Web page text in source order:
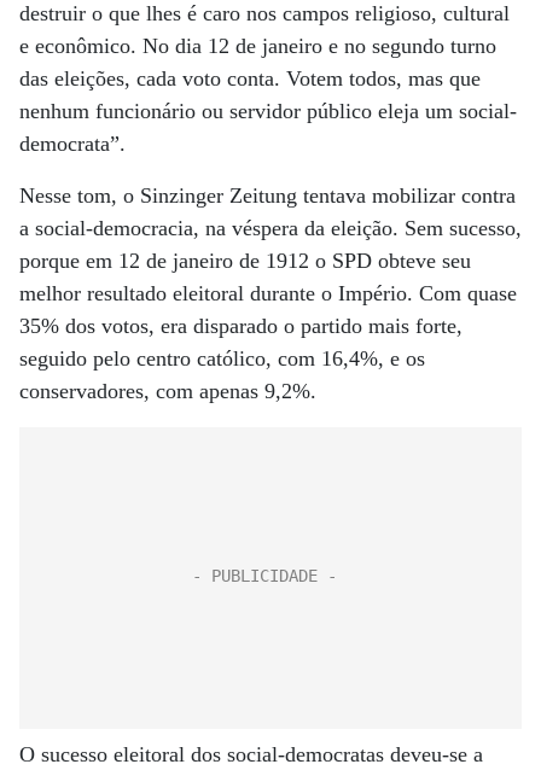
destruir o que lhes é caro nos campos religioso, cultural
e econômico. No dia 12 de janeiro e no segundo turno
das eleições, cada voto conta. Votem todos, mas que
nenhum funcionário ou servidor público eleja um social-
democrata”.
Nesse tom, o Sinzinger Zeitung tentava mobilizar contra
a social-democracia, na véspera da eleição. Sem sucesso,
porque em 12 de janeiro de 1912 o SPD obteve seu
melhor resultado eleitoral durante o Império. Com quase
35% dos votos, era disparado o partido mais forte,
seguido pelo centro católico, com 16,4%, e os
conservadores, com apenas 9,2%.
O sucesso eleitoral dos social-democratas deveu-se a